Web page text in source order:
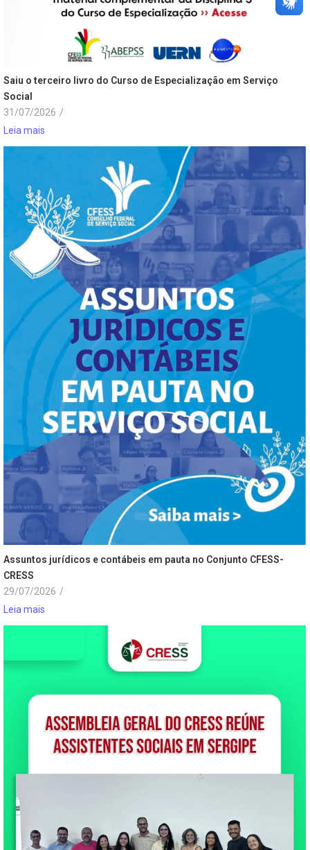
Saiu o terceiro livro do Curso de Especialização em Serviço
Social
31/07/2026 /
Leia mais
Assuntos jurídicos e contábeis em pauta no Conjunto CFESS-
CRESS
29/07/2026 /
Leia mais